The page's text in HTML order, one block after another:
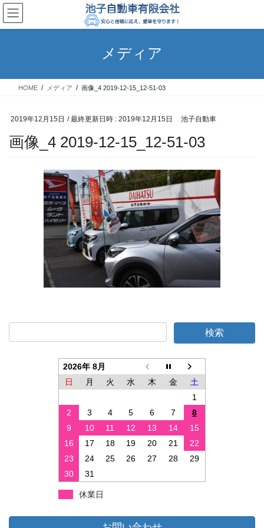
コ
ン
テ
ス
ナ
ビ
ゲ
ン
メディア
HOME メディア 画像_4 2019-12-15_12-51-03
2019年12月15日 / 最終更新日時 : 2019年12月15日 池子自動車
画像_4 2019-12-15_12-51-03
2026年 8月
日
月 火 水 木 金
土
1
2
3 4 5 6 7
8
9
10 11 12 13 14
15
16
17 18 19 20 21
22
23
24 25 26 27 28
29
30
31
休業日